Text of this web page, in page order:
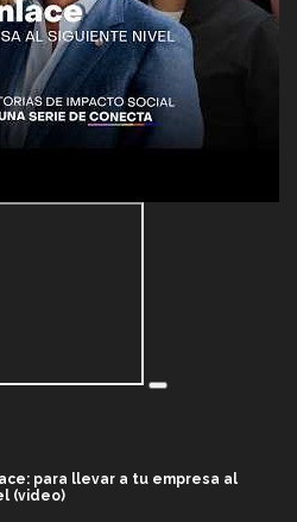
para llevar a tu empresa al
(video)